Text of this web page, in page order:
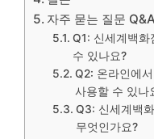
자주 묻는 질문
Q1: 신세계백
수 있나요?
Q2: 온라인에
사용할 수 있나
Q3: 신세계백
무엇인가요?